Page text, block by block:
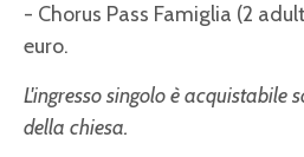
- Chorus Pass Famiglia (2
euro.
L'ingresso singolo è acquistabile
della chiesa.